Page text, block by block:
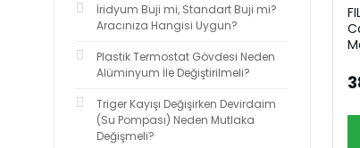
Trw (2)
Wutse (2)
Aba Gergi (1)
İridyum Buji mi, Standart Buji mi?
Aracınıza Hangisi Uygun?
Plastik Termostat Gövdesi Neden
Alüminyum İle Değiştirilmeli?
Triger Kayışı Değişirken Devirdaim
(Su Pompası) Neden Mutlaka
Değişmeli?